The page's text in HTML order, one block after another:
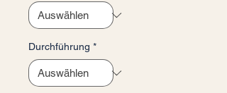
Durchführung *